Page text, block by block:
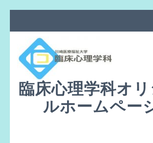
ン
臨床心理学科オ
ルホームペー